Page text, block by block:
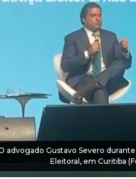
advogado Gustavo Severo
Eleitoral, em Curitiba